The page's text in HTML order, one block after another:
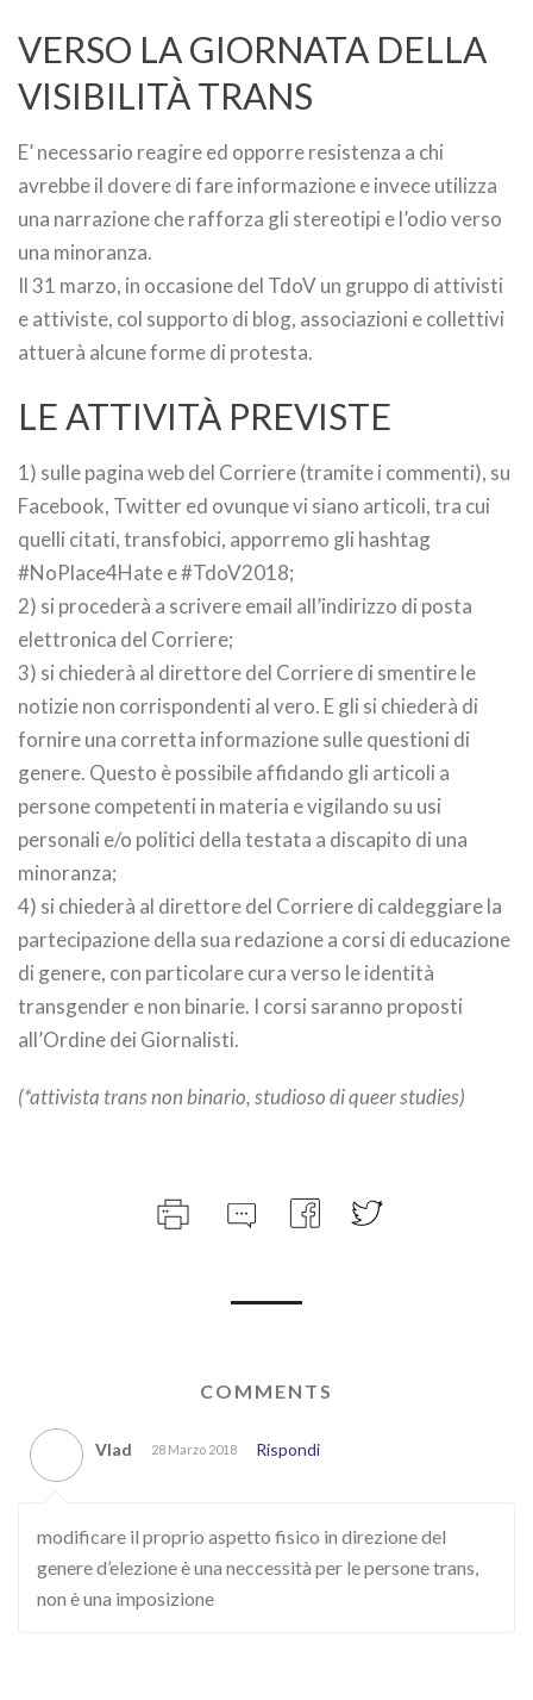
VERSO LA GIORNATA DELLA
VISIBILITÀ TRANS
E’ necessario reagire ed opporre resistenza a chi
avrebbe il dovere di fare informazione e invece utilizza
una narrazione che rafforza gli stereotipi e l’odio verso
una minoranza.
Il 31 marzo, in occasione del TdoV un gruppo di attivisti
e attiviste, col supporto di blog, associazioni e collettivi
attuerà alcune forme di protesta.
LE ATTIVITÀ PREVISTE
1) sulle pagina web del Corriere (tramite i commenti), su
Facebook, Twitter ed ovunque vi siano articoli, tra cui
quelli citati, transfobici, apporremo gli hashtag
#NoPlace4Hate e #TdoV2018;
2) si procederà a scrivere email all’indirizzo di posta
elettronica del Corriere;
3) si chiederà al direttore del Corriere di smentire le
notizie non corrispondenti al vero. E gli si chiederà di
fornire una corretta informazione sulle questioni di
genere. Questo è possibile affidando gli articoli a
persone competenti in materia e vigilando su usi
personali e/o politici della testata a discapito di una
minoranza;
4) si chiederà al direttore del Corriere di caldeggiare la
partecipazione della sua redazione a corsi di educazione
di genere, con particolare cura verso le identità
transgender e non binarie. I corsi saranno proposti
all’Ordine dei Giornalisti.
(*attivista trans non binario, studioso di queer studies)
COMMENTS
Vlad 28 Marzo 2018 Rispondi
modificare il proprio aspetto fisico in direzione del
genere d’elezione è una neccessità per le persone trans,
non è una imposizione